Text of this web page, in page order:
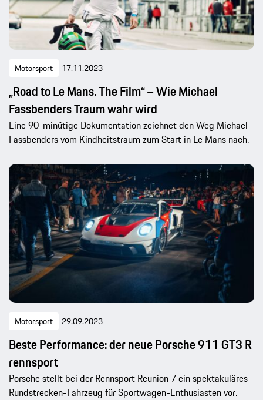
Motorsport 17.11.2023
„Road to Le Mans. The Film“ – Wie Michael
Fassbenders Traum wahr wird
Eine 90-minütige Dokumentation zeichnet den Weg Michael
Fassbenders vom Kindheitstraum zum Start in Le Mans nach.
Motorsport 29.09.2023
Beste Performance: der neue Porsche 911 GT3 R
rennsport
Porsche stellt bei der Rennsport Reunion 7 ein spektakuläres
Rundstrecken-Fahrzeug für Sportwagen-Enthusiasten vor.